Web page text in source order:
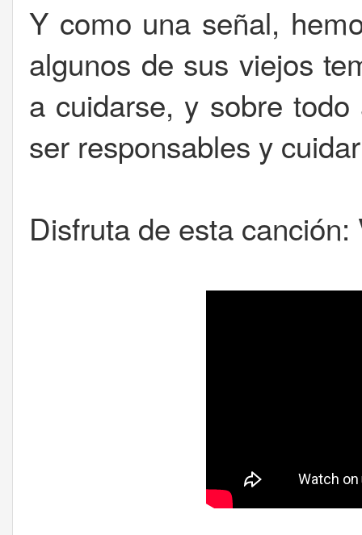
Y como una señal,
algunos de sus viejos
a cuidarse, y sobre
ser responsables y
Disfruta de esta canción: